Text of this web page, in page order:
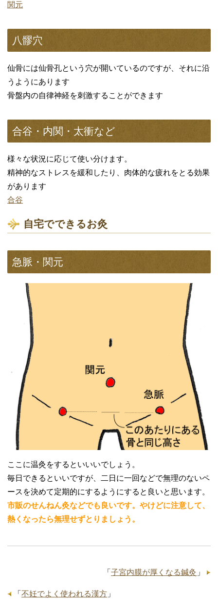
関元
八髎穴
仙骨には仙骨孔という穴が開いているのですが、それに沿
うようにあります
骨盤内の自律神経を刺激することができます
合谷・内関・太衝など
様々な状況に応じて使い分けます。
精神的なストレスを緩和したり、肉体的な疲れをとる効果
があります
合谷
自宅でできるお灸
急脈・関元
ここに温灸をするといいいでしょう。
毎日できるといいですが、二日に一回などで無理のないペ
ースを決めて定期的にするようにすると良いと思います。
市販のせんねん灸などでも良いです。やけどに注意して、
熱くなったら無理せずとりましょう。
「 子宮内膜が厚くなる鍼灸 」
「 不妊でよく使われる漢方 」